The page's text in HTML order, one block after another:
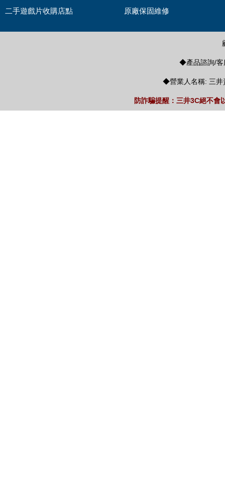
二手遊戲片收購店點
原廠保固維修
◆產品諮詢/客
◆營業人名稱: 三井
防詐騙提醒：三井3C絕不會